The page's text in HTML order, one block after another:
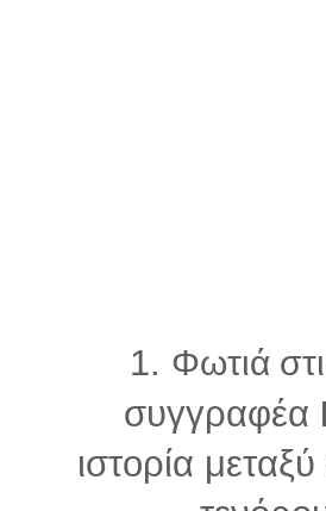
1. Φωτιά
συγγραφέα
ιστορία